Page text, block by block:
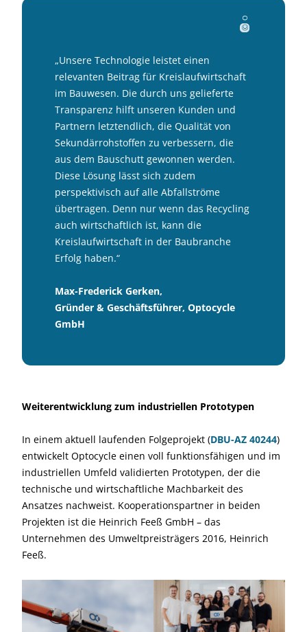
©
le Gm
„Unsere Technologie leistet einen
relevanten Beitrag für Kreislaufwirtschaft
im Bauwesen. Die durch uns gelieferte
Transparenz hilft unseren Kunden und
Partnern letztendlich, die Qualität von
Sekundärrohstoffen zu verbessern, die
aus dem Bauschutt gewonnen werden.
Diese Lösung lässt sich zudem
perspektivisch auf alle Abfallströme
übertragen. Denn nur wenn das Recycling
auch wirtschaftlich ist, kann die
Kreislaufwirtschaft in der Baubranche
Erfolg haben.“
Max-Frederick Gerken,
Gründer & Geschäftsführer, Optocycle
GmbH
Weiterentwicklung zum industriellen Prototypen
In einem aktuell laufenden Folgeprojekt (DBU-AZ 40244)
entwickelt Optocycle einen voll funktionsfähigen und im
industriellen Umfeld validierten Prototypen, der die
technische und wirtschaftliche Machbarkeit des
Ansatzes nachweist. Kooperationspartner in beiden
Projekten ist die Heinrich Feeß GmbH – das
Unternehmen des Umweltpreisträgers 2016, Heinrich
Feeß.